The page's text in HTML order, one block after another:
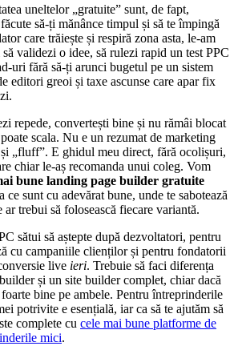
uneltelor „gratuite” sunt, de fapt,
să-ți mănânce timpul și să te împingă
care trăiește și respiră zona asta, le-am
validezi o idee, să rulezi rapid un test PPC
uri fără să-ți arunci bugetul pe un sistem
editori greoi și taxe ascunse care apar fix
repede, convertești bine și nu rămâi blocat
scala. Nu e un rezumat de marketing
„fluff”. E ghidul meu direct, fără ocolișuri,
chiar le-aș recomanda unui coleg. Vom
bune landing page builder gratuite
ce sunt cu adevărat bune, unde te sabotează
trebui să folosească fiecare variantă.
sătui să aștepte după dezvoltatori, pentru
cu campaniile clienților și pentru fondatorii
live ieri. Trebuie să faci diferența
și un site builder complet, chiar dacă
bine pe ambele. Pentru întreprinderile
potrivite e esențială, iar ca să te ajutăm să
complete cu cele mai bune platforme de
mici.